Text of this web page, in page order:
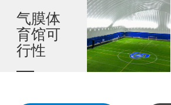
气膜体
育馆可
行性